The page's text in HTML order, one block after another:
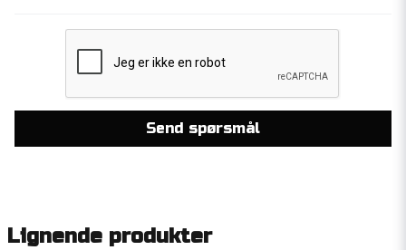
Send spørsmål
Lignende produkter